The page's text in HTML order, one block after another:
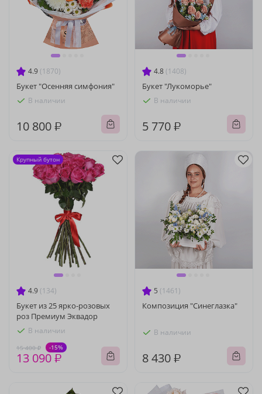
4.9 (1870)
Букет "Осенняя симфония"
В наличии
10 800 ₽
4.8 (1408)
Букет "Лукоморье"
В наличии
5 770 ₽
4.9 (134)
Букет из 25 ярко-розовых
роз Премиум Эквадор
В наличии
15 400 ₽ -15%
13 090 ₽
Крупный бутон
5 (1461)
Композиция "Синеглазка"
В наличии
8 430 ₽